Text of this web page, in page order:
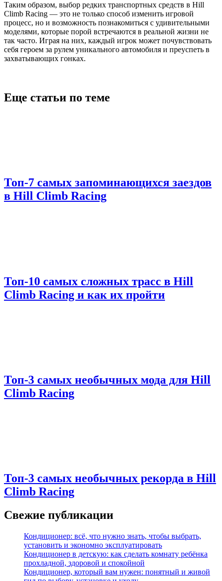
Таким образом, выбор редких транспортных средств в Hill
Climb Racing — это не только способ изменить игровой
процесс, но и возможность познакомиться с удивительными
моделями, которые порой встречаются в реальной жизни не
так часто. Играя на них, каждый игрок может почувствовать
себя героем за рулем уникального автомобиля и преуспеть в
захватывающих гонках.
Еще статьи по теме
Топ-7 самых запоминающихся заездов
в Hill Climb Racing
Топ-10 самых сложных трасс в Hill
Climb Racing и как их пройти
Топ-3 самых необычных мода для Hill
Climb Racing
Топ-3 самых необычных рекорда в Hill
Climb Racing
Свежие публикации
Кондиционер: всё, что нужно знать, чтобы выбрать,
установить и экономно эксплуатировать
Кондиционер в детскую: как сделать комнату ребёнка
прохладной, здоровой и спокойной
Кондиционер, который вам нужен: понятный и живой